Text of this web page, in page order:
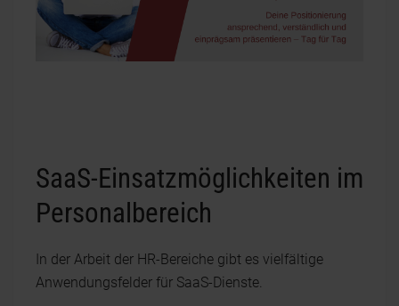
SaaS-Einsatzmöglichkeiten im
Personalbereich
In der Arbeit der HR-Bereiche gibt es vielfältige
Anwendungsfelder für SaaS-Dienste.